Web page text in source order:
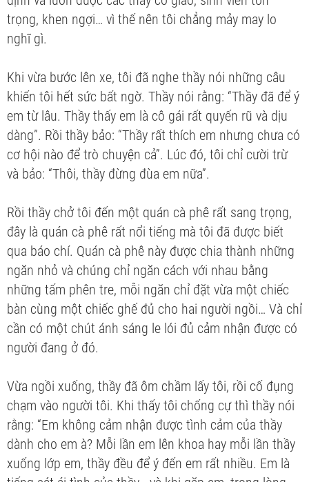
trọng, khen ngợi… vì thế nên tôi chẳng mảy may lo
nghĩ gì.
Khi vừa bước lên xe, tôi đã nghe thầy nói những câu
khiến tôi hết sức bất ngờ. Thầy nói rằng: “Thầy đã để ý
em từ lâu. Thầy thấy em là cô gái rất quyến rũ và dịu
dàng”. Rồi thầy bảo: “Thầy rất thích em nhưng chưa có
cơ hội nào để trò chuyện cả”. Lúc đó, tôi chỉ cười trừ
và bảo: “Thôi, thầy đừng đùa em nữa”.
Rồi thầy chở tôi đến một quán cà phê rất sang trọng,
đây là quán cà phê rất nổi tiếng mà tôi đã được biết
qua báo chí. Quán cà phê này được chia thành những
ngăn nhỏ và chúng chỉ ngăn cách với nhau bằng
những tấm phên tre, mỗi ngăn chỉ đặt vừa một chiếc
bàn cùng một chiếc ghế đủ cho hai người ngồi… Và chỉ
cần có một chút ánh sáng le lói đủ cảm nhận được có
người đang ở đó.
Vừa ngồi xuống, thầy đã ôm chầm lấy tôi, rồi cố đụng
chạm vào người tôi. Khi thấy tôi chống cự thì thầy nói
rằng: “Em không cảm nhận được tình cảm của thầy
dành cho em à? Mỗi lần em lên khoa hay mỗi lần thầy
xuống lớp em, thầy đều để ý đến em rất nhiều. Em là